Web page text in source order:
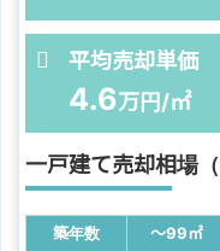
平均売却単価
4.6万円/㎡
一戸建て売却相場
築年数 ～99㎡